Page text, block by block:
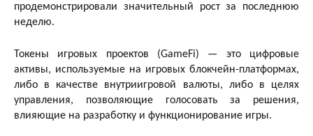
продемонстрировали значительный рост за последнюю
неделю.
Токены игровых проектов (GameFi) — это цифровые
активы, используемые на игровых блокчейн-платформах,
либо в качестве внутриигровой валюты, либо в целях
управления, позволяющие голосовать за решения,
влияющие на разработку и функционирование игры.